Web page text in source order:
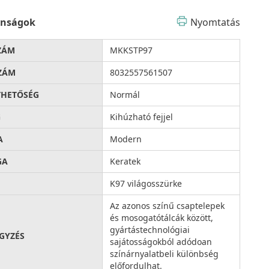
Nyomtatás
MKKSTP97
8032557561507
Normál
Kihúzható fejjel
Modern
Keratek
K97 világosszürke
Az azonos színű csaptelepek
és mosogatótálcák között,
gyártástechnológiai
sajátosságokból adódoan
színárnyalatbeli különbség
előfordulhat.